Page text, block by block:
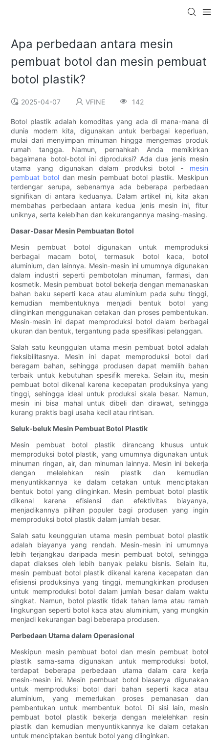
Apa perbedaan antara mesin
pembuat botol dan mesin pembuat
botol plastik?
2025-04-07 VFINE 142
Botol plastik adalah komoditas yang ada di mana-mana di
dunia modern kita, digunakan untuk berbagai keperluan,
mulai dari menyimpan minuman hingga mengemas produk
rumah tangga. Namun, pernahkah Anda memikirkan
bagaimana botol-botol ini diproduksi? Ada dua jenis mesin
utama yang digunakan dalam produksi botol - mesin
pembuat botol dan mesin pembuat botol plastik. Meskipun
terdengar serupa, sebenarnya ada beberapa perbedaan
signifikan di antara keduanya. Dalam artikel ini, kita akan
membahas perbedaan antara kedua jenis mesin ini, fitur
uniknya, serta kelebihan dan kekurangannya masing-masing.
Dasar-Dasar Mesin Pembuatan Botol
Mesin pembuat botol digunakan untuk memproduksi
berbagai macam botol, termasuk botol kaca, botol
aluminium, dan lainnya. Mesin-mesin ini umumnya digunakan
dalam industri seperti pembotolan minuman, farmasi, dan
kosmetik. Mesin pembuat botol bekerja dengan memanaskan
bahan baku seperti kaca atau aluminium pada suhu tinggi,
kemudian membentuknya menjadi bentuk botol yang
diinginkan menggunakan cetakan dan proses pembentukan.
Mesin-mesin ini dapat memproduksi botol dalam berbagai
ukuran dan bentuk, tergantung pada spesifikasi pelanggan.
Salah satu keunggulan utama mesin pembuat botol adalah
fleksibilitasnya. Mesin ini dapat memproduksi botol dari
beragam bahan, sehingga produsen dapat memilih bahan
terbaik untuk kebutuhan spesifik mereka. Selain itu, mesin
pembuat botol dikenal karena kecepatan produksinya yang
tinggi, sehingga ideal untuk produksi skala besar. Namun,
mesin ini bisa mahal untuk dibeli dan dirawat, sehingga
kurang praktis bagi usaha kecil atau rintisan.
Seluk-beluk Mesin Pembuat Botol Plastik
Mesin pembuat botol plastik dirancang khusus untuk
memproduksi botol plastik, yang umumnya digunakan untuk
minuman ringan, air, dan minuman lainnya. Mesin ini bekerja
dengan melelehkan resin plastik dan kemudian
menyuntikkannya ke dalam cetakan untuk menciptakan
bentuk botol yang diinginkan. Mesin pembuat botol plastik
dikenal karena efisiensi dan efektivitas biayanya,
menjadikannya pilihan populer bagi produsen yang ingin
memproduksi botol plastik dalam jumlah besar.
Salah satu keunggulan utama mesin pembuat botol plastik
adalah biayanya yang rendah. Mesin-mesin ini umumnya
lebih terjangkau daripada mesin pembuat botol, sehingga
dapat diakses oleh lebih banyak pelaku bisnis. Selain itu,
mesin pembuat botol plastik dikenal karena kecepatan dan
efisiensi produksinya yang tinggi, memungkinkan produsen
untuk memproduksi botol dalam jumlah besar dalam waktu
singkat. Namun, botol plastik tidak tahan lama atau ramah
lingkungan seperti botol kaca atau aluminium, yang mungkin
menjadi kekurangan bagi beberapa produsen.
Perbedaan Utama dalam Operasional
Meskipun mesin pembuat botol dan mesin pembuat botol
plastik sama-sama digunakan untuk memproduksi botol,
terdapat beberapa perbedaan utama dalam cara kerja
mesin-mesin ini. Mesin pembuat botol biasanya digunakan
untuk memproduksi botol dari bahan seperti kaca atau
aluminium, yang memerlukan proses pemanasan dan
pembentukan untuk membentuk botol. Di sisi lain, mesin
pembuat botol plastik bekerja dengan melelehkan resin
plastik dan kemudian menyuntikkannya ke dalam cetakan
untuk menciptakan bentuk botol yang diinginkan.